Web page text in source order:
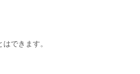
できます。